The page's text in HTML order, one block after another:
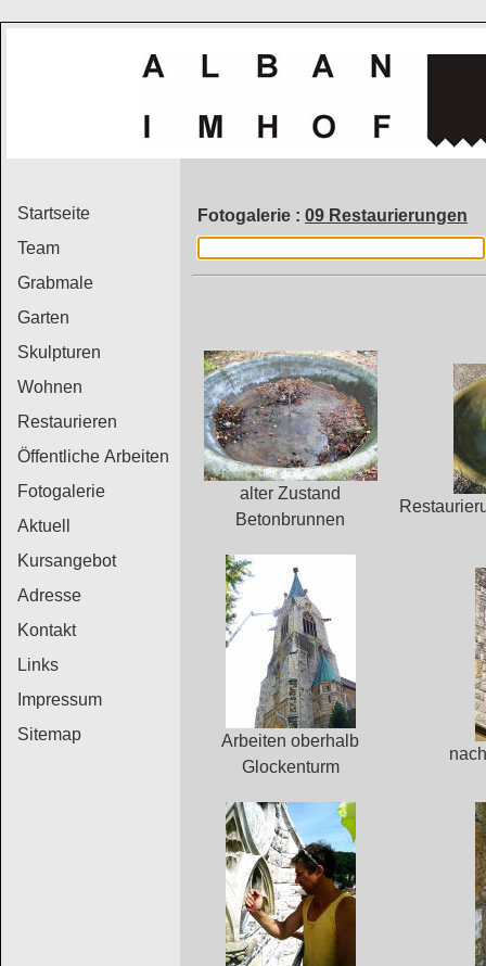
Startseite
Team
Grabmale
Garten
Skulpturen
Wohnen
Restaurieren
Öffentliche Arbeiten
Fotogalerie
Aktuell
Kursangebot
Adresse
Kontakt
Links
Impressum
Sitemap
Fotogalerie : 09 Restaurierungen
alter Zustand
Betonbrunnen
Arbeiten oberhalb
Glockenturm